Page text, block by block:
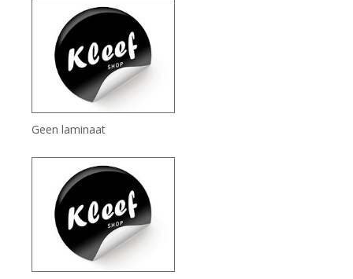
Geen laminaat